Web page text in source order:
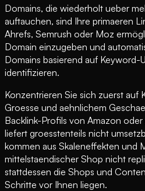
Domains, die wiederholt ueber
auftauchen, sind Ihre primaeren
Ahrefs, Semrush oder Moz
Domain einzugeben und
Domains basierend auf Keyword-
identifizieren.
Konzentrieren Sie sich zuerst auf
Groesse und aehnlichem
Backlink-Profils von Amazon
liefert groesstenteils nicht
kommen aus Skaleneffekten und
mittelstaendischer Shop nicht
stattdessen die Shops und
Schritte vor Ihnen liegen.